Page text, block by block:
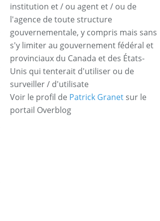
institution et / ou agent et / ou de
l'agence de toute structure
gouvernementale, y compris mais sans
s'y limiter au gouvernement fédéral et
provinciaux du Canada et des États-
Unis qui tenterait d'utiliser ou de
surveiller / d'utilisate
Voir le profil de Patrick Granet sur le
portail Overblog